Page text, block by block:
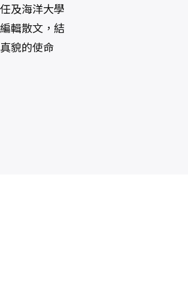
及海洋大學
輯散文，結
貌的使命